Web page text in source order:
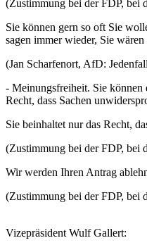
(Zustimmung bei der FDP,
Sie können gern so oft Sie
sagen immer wieder, Sie
(Jan Scharfenort, AfD:
- Meinungsfreiheit. Sie können
Recht, dass Sachen
Sie beinhaltet nur das Recht,
(Zustimmung bei der FDP,
Wir werden Ihren Antrag
(Zustimmung bei der FDP,
Vizepräsident Wulf Gallert: